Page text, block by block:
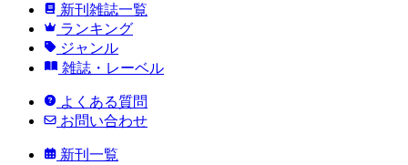
新刊雑誌一覧
ランキング
ジャンル
雑誌・レーベル
よくある質問
お問い合わせ
新刊一覧